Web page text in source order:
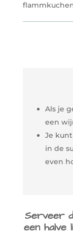
Als je
een
Je
in de
even
Serveer
een halve